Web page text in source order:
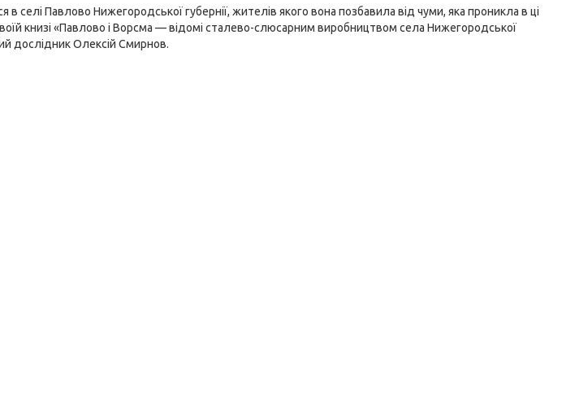
селі Павлово Нижегородської губернії, жителів якого вона позбавила від чуми, яка проникла в ці
книзі «Павлово і Ворсма — відомі сталево-слюсарним виробництвом села Нижегородської
дослідник Олексій Смирнов.